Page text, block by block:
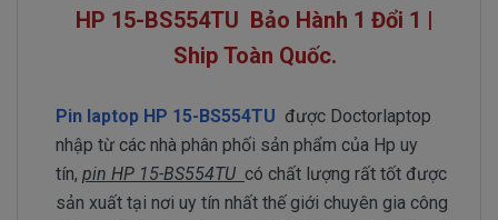
HP 15-BS554TU Bảo Hành 1 Đổi 1 |
Ship Toàn Quốc.
Pin laptop HP 15-BS554TU được Doctorlaptop
nhập từ các nhà phân phối sản phẩm của Hp uy
tín, pin HP 15-BS554TU có chất lượng rất tốt được
sản xuất tại nơi uy tín nhất thế giới chuyên gia công